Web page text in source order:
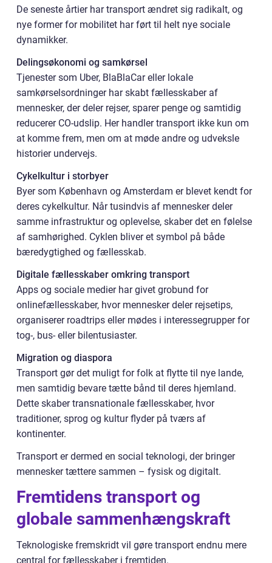
De seneste årtier har transport ændret sig radikalt, og
nye former for mobilitet har ført til helt nye sociale
dynamikker.
Delingsøkonomi og samkørsel
Tjenester som Uber, BlaBlaCar eller lokale
samkørselsordninger har skabt fællesskaber af
mennesker, der deler rejser, sparer penge og samtidig
reducerer CO-udslip. Her handler transport ikke kun om
at komme frem, men om at møde andre og udveksle
historier undervejs.
Cykelkultur i storbyer
Byer som København og Amsterdam er blevet kendt for
deres cykelkultur. Når tusindvis af mennesker deler
samme infrastruktur og oplevelse, skaber det en følelse
af samhørighed. Cyklen bliver et symbol på både
bæredygtighed og fællesskab.
Digitale fællesskaber omkring transport
Apps og sociale medier har givet grobund for
onlinefællesskaber, hvor mennesker deler rejsetips,
organiserer roadtrips eller mødes i interessegrupper for
tog-, bus- eller bilentusiaster.
Migration og diaspora
Transport gør det muligt for folk at flytte til nye lande,
men samtidig bevare tætte bånd til deres hjemland.
Dette skaber transnationale fællesskaber, hvor
traditioner, sprog og kultur flyder på tværs af
kontinenter.
Transport er dermed en social teknologi, der bringer
mennesker tættere sammen – fysisk og digitalt.
Fremtidens transport og
globale sammenhængskraft
Teknologiske fremskridt vil gøre transport endnu mere
central for fællesskaber i fremtiden.